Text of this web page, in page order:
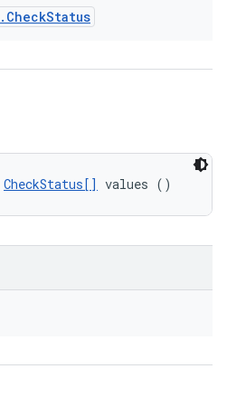
. CheckStatus
CheckStatus[] values ()